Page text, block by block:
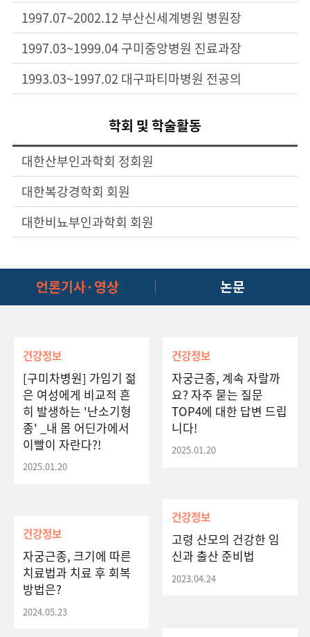
1997.07~2002.12 부산신세계병원 병원장
1997.03~1999.04 구미중앙병원 진료과장
1993.03~1997.02 대구파티마병원 전공의
학회 및 학술활동
대한산부인과학회 정회원
대한복강경학회 회원
대한비뇨부인과학회 회원
언론기사·영상 논문
건강정보
[구미차병원] 가임기 젊
은 여성에게 비교적 흔
히 발생하는 '난소기형
종' _내 몸 어딘가에서
이빨이 자란다?!
2025.01.20
건강정보
자궁근종, 계속 자랄까
요? 자주 묻는 질문
TOP4에 대한 답변 드립
니다!
2025.01.20
건강정보
자궁근종, 크기에 따른
치료법과 치료 후 회복
방법은?
2024.05.23
건강정보
고령 산모의 건강한 임
신과 출산 준비법
2023.04.24